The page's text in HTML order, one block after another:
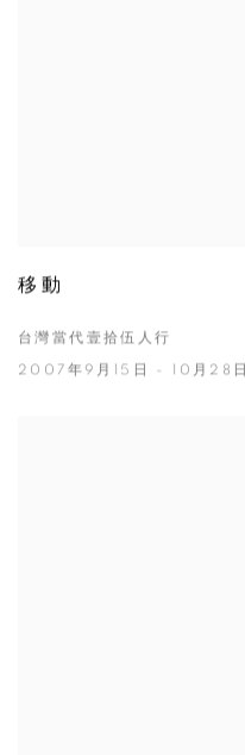
移動
台灣當代壹拾伍人行
2007年9月15日 - 10月28日